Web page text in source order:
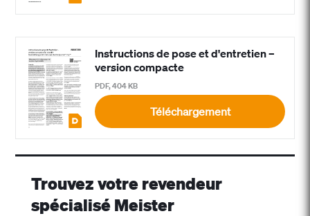
Instructions de pose et d'entretien –
version compacte
PDF, 404 KB
Téléchargement
Trouvez votre revendeur
spécialisé Meister